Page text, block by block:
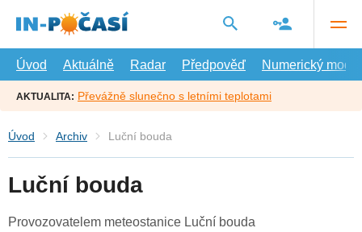
hlavní
Úvod
Aktuálně Radar Předpověď Numerický model
AKTUALITA: Převážně slunečno s letními teplotami
Úvod Archiv Luční bouda
Luční bouda
Provozovatelem meteostanice Luční bouda